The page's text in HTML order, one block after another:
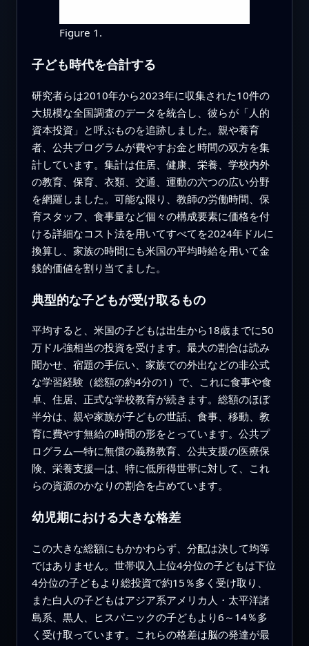
Figure 1.
子ども時代を合計する
研究者らは2010年から2023年に収集された10件の
大規模な全国調査のデータを統合し、彼らが「人的
資本投資」と呼ぶものを追跡しました。親や養育
者、公共プログラムが費やすお金と時間の双方を集
計しています。集計は住居、健康、栄養、学校内外
の教育、保育、衣類、交通、運動の六つの広い分野
を網羅しました。可能な限り、教師の労働時間、保
育スタッフ、食事量など個々の構成要素に価格を付
ける詳細なコスト法を用いてすべてを2024年ドルに
換算し、家族の時間にも米国の平均時給を用いて金
銭的価値を割り当てました。
典型的な子どもが受け取るもの
平均すると、米国の子どもは出生から18歳までに50
万ドル強相当の投資を受けます。最大の割合は読み
聞かせ、宿題の手伝い、家族での外出などの非公式
な学習経験（総額の約4分の1）で、これに食事や食
卓、住居、正式な学校教育が続きます。総額のほぼ
半分は、親や家族が子どもの世話、食事、移動、教
育に費やす無給の時間の形をとっています。公共プ
ログラム—特に無償の義務教育、公共支援の医療保
険、栄養支援—は、特に低所得世帯に対して、これ
らの資源のかなりの割合を占めています。
幼児期における大きな格差
この大きな総額にもかかわらず、分配は決して均等
ではありません。世帯収入上位4分位の子どもは下位
4分位の子どもより総投資で約15％多く受け取り、
また白人の子どもはアジア系アメリカ人・太平洋諸
島系、黒人、ヒスパニックの子どもより6～14％多
く受け取っています。これらの格差は脳の発達が最